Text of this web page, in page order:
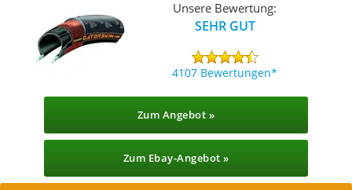
Unsere Bewertung:
SEHR GUT
4107 Bewertungen
Zum Angebot »
Zum Ebay-Angebot »